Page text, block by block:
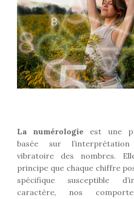
La numérologie est une
basée sur
vibratoire des nombres.
principe que chaque chiffre
spécifique susceptible
caractère, nos